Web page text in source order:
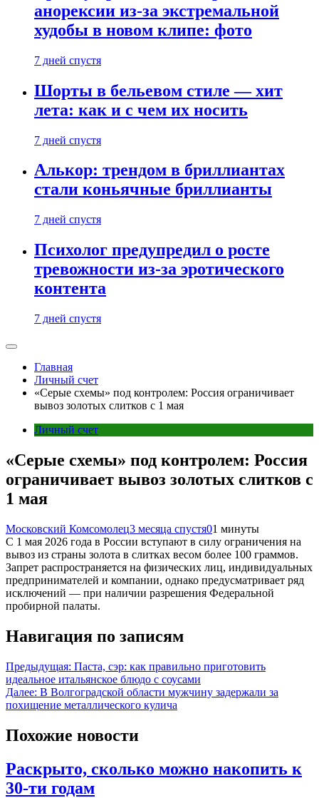
анорексии из-за экстремальной
худобы в новом клипе: фото
7 дней спустя
Шорты в бельевом стиле — хит
лета: как и с чем их носить
7 дней спустя
Алькор: трендом в бриллиантах
стали коньячные бриллианты
7 дней спустя
Психолог предупредил о росте
тревожности из-за эротического
контента
7 дней спустя
Главная
Личный счет
«Серые схемы» под контролем: Россия ограничивает
вывоз золотых слитков с 1 мая
Личный счет
«Серые схемы» под контролем: Россия
ограничивает вывоз золотых слитков с
1 мая
Московский Комсомолец3 месяца спустя01 минуты
С 1 мая 2026 года в России вступают в силу ограничения на
вывоз из страны золота в слитках весом более 100 граммов.
Запрет распространяется на физических лиц, индивидуальных
предпринимателей и компании, однако предусматривает ряд
исключений — при наличии разрешения Федеральной
пробирной палаты.
Навигация по записям
Предыдущая: Паста, сэр: как правильно приготовить
идеальное итальянское блюдо с соусами
Далее: В Волгоградской области мужчину задержали за
похищение металлического кулича
Похожие новости
Раскрыто, сколько можно накопить к
30-ти годам